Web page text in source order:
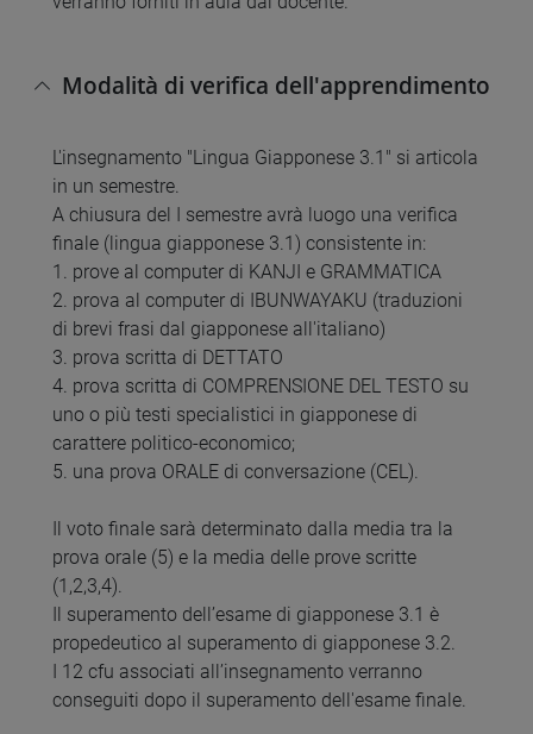
Modalità di verifica dell'apprendimento
L'insegnamento "Lingua Giapponese 3.1" si articola
in un semestre.
A chiusura del I semestre avrà luogo una verifica
finale (lingua giapponese 3.1) consistente in:
1. prove al computer di KANJI e GRAMMATICA
2. prova al computer di IBUNWAYAKU (traduzioni
di brevi frasi dal giapponese all'italiano)
3. prova scritta di DETTATO
4. prova scritta di COMPRENSIONE DEL TESTO su
uno o più testi specialistici in giapponese di
carattere politico-economico;
5. una prova ORALE di conversazione (CEL).
Il voto finale sarà determinato dalla media tra la
prova orale (5) e la media delle prove scritte
(1,2,3,4).
Il superamento dell’esame di giapponese 3.1 è
propedeutico al superamento di giapponese 3.2.
I 12 cfu associati all’insegnamento verranno
conseguiti dopo il superamento dell'esame finale.